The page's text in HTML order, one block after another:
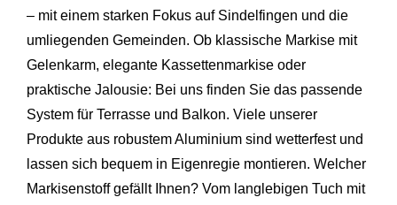
– mit einem starken Fokus auf Sindelfingen und die
umliegenden Gemeinden. Ob klassische Markise mit
Gelenkarm, elegante Kassettenmarkise oder
praktische Jalousie: Bei uns finden Sie das passende
System für Terrasse und Balkon. Viele unserer
Produkte aus robustem Aluminium sind wetterfest und
lassen sich bequem in Eigenregie montieren. Welcher
Markisenstoff gefällt Ihnen? Vom langlebigen Tuch mit